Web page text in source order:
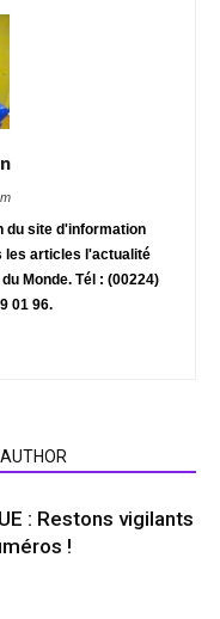
du site d'information
les articles l'actualité
Monde. Tél : (00224)
01 96.
: Restons vigilants
!